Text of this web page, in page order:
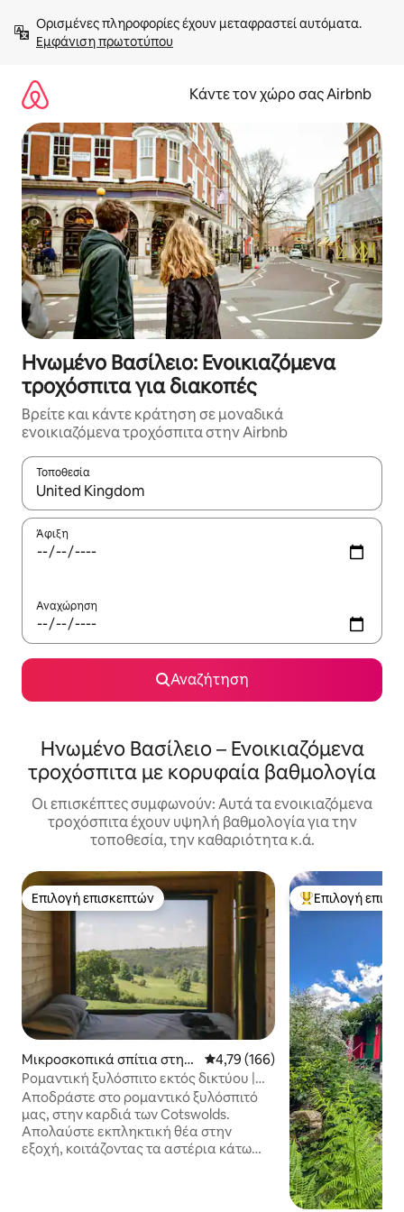
στο
περιεχόμενοΕμφάνιση πρωτοτύπου
Κάντε τον χώρο σας Airbnb
Ηνωμένο Βασίλειο: Ενοικιαζόμενα
τροχόσπιτα για διακοπές
Βρείτε και κάντε κράτηση σε μοναδικά
ενοικιαζόμενα τροχόσπιτα στην Airbnb
Τοποθεσία
Όταν τα αποτελέσματα είναι διαθέσιμα, μπορείτε να
Άφιξη
Αναχώρηση
Αναζήτηση
Ηνωμένο Βασίλειο – Ενοικιαζόμενα
τροχόσπιτα με κορυφαία βαθμολογία
Οι επισκέπτες συμφωνούν: Αυτά τα ενοικιαζόμενα
τροχόσπιτα έχουν υψηλή βαθμολογία για την
τοποθεσία, την καθαριότητα κ.ά.
Επιλογή επισκεπτών
Επιλογή επισκεπτών
Μικροσκοπικά σπίτια στην
πόλη Andoversford
Μέση βαθμολογία: 4,79 στα 5,
4,79 (166)
Ρομαντική ξυλόσπιτο εκτός δικτύου |
Θέα στην κοιλάδα Cotswolds
Αποδράστε στο ρομαντικό ξυλόσπιτό
μας, στην καρδιά των Cotswolds.
Απολαύστε εκπληκτική θέα στην
εξοχή, κοιτάζοντας τα αστέρια κάτω
Κορυφαία
Επιλογή